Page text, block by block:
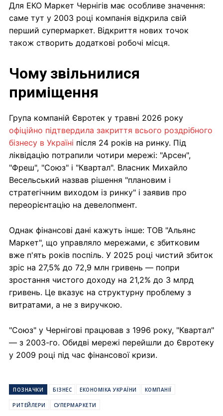
Для ЕКО Маркет Чернігів має особливе значення:
саме тут у 2003 році компанія відкрила свій
перший супермаркет. Відкриття нових точок
також створить додаткові робочі місця.
Чому звільнилися
приміщення
Група компаній Євротек у травні 2026 року
офіційно підтвердила закриття всього роздрібного
бізнесу в Україні після 24 років на ринку. Під
ліквідацію потрапили чотири мережі: "Арсен",
"Фреш", "Союз" і "Квартал". Власник Михайло
Весельський назвав рішення "плановим і
стратегічним виходом із ринку" і заявив про
переорієнтацію на девелопмент.
Однак фінансові дані кажуть інше: ТОВ "Альянс
Маркет", що управляло мережами, є збитковим
вже п'ять років поспіль. У 2025 році чистий збиток
зріс на 27,5% до 72,9 млн гривень — попри
зростання чистого доходу на 21,2% до 3 млрд
гривень. Це вказує на структурну проблему з
витратами, а не з виручкою.
"Союз" у Чернігові працював з 1996 року, "Квартал"
— з 2003-го. Обидві мережі перейшли до Євротеку
у 2009 році під час фінансової кризи.
ПОЗНАЧКИ БІЗНЕС ЕКОНОМІКА УКРАЇНИ КОМПАНІЇ
РИТЕЙЛЕРИ СУПЕРМАРКЕТИ